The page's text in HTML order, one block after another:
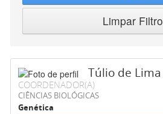
Limpar
Túlio de
COORDENADOR(A)
CIÊNCIAS BIOLÓGICAS
Genética